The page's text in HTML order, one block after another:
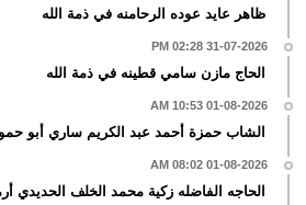
ظاهر عايد عوده الرحامنه في ذمة الله
31-07-2026 02:28 PM
الحاج مازن سامي قطينه في ذمة الله
01-08-2026 10:53 AM
الشاب حمزة أحمد عبد الكريم ساري أبو
01-08-2026 08:02 AM
الحاجه الفاضله زكية محمد الخلف الحديدي